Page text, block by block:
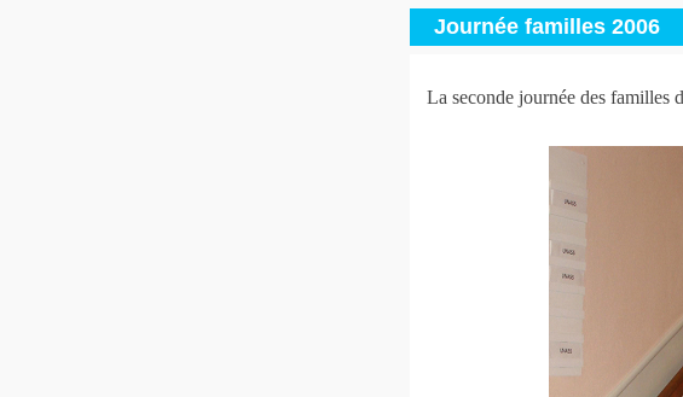
Journée familles 2006
La seconde journée des familles